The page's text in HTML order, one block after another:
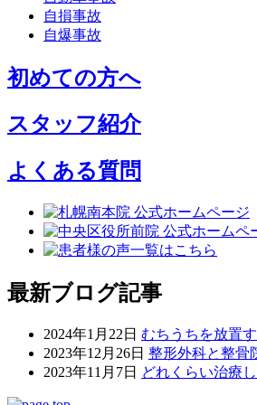
自損事故
自爆事故
初めての方へ
スタッフ紹介
よくある質問
最新ブログ記事
2024年1月22日 むちうちを放置
2023年12月26日 整形外科と整骨
2023年11月7日 どれくらい治療